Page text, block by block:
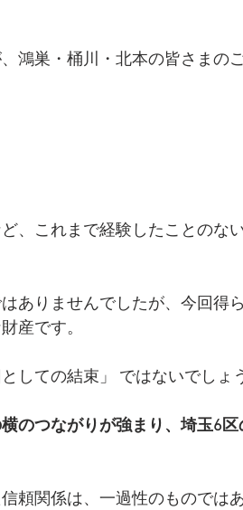
鴻巣・桶川・北本の皆さまの
、これまで経験したことのな
ありませんでしたが、今回得
産です。
しての結束」 ではないでしょ
のつながりが強まり、埼玉6
頼関係は、一過性のものでは